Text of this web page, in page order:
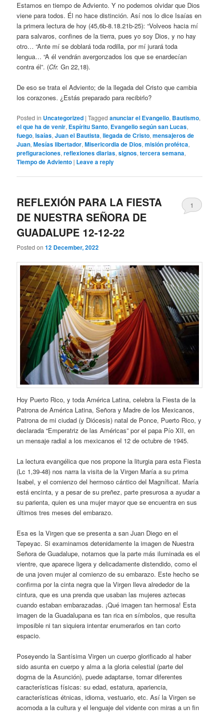
Estamos en tiempo de Adviento. Y no podemos olvidar que Dios
viene para todos. Él no hace distinción. Así nos lo dice Isaías en
la primera lectura de hoy (45,6b-8.18.21b-25): “Volveos hacia mí
para salvaros, confines de la tierra, pues yo soy Dios, y no hay
otro… “Ante mí se doblará toda rodilla, por mí jurará toda
lengua… “A él vendrán avergonzados los que se enardecían
contra él”. (Cfr. Gn 22,18).
De eso se trata el Adviento; de la llegada del Cristo que cambia
los corazones. ¿Estás preparado para recibirlo?
Posted in Uncategorized |Tagged anunciar el Evangelio, Bautismo,
el que ha de venir, Espíritu Santo, Evangelio según san Lucas,
fuego,Isaías,Juan el Bautista,llegada de Cristo,mensajeros de
Juan,Mesías libertador,Misericordia de Dios,misión profétca,
prefiguraciones,reflexiones diarias,signos,tercera semana,
Tiempo de Adviento | Leave a reply
REFLEXIÓN PARA LA FIESTA
DE NUESTRA SEÑORA DE
GUADALUPE 12-12-22
Posted on12 December, 2022
1
Hoy Puerto Rico, y toda América Latina, celebra la Fiesta de la
Patrona de América Latina, Señora y Madre de los Mexicanos,
Patrona de mi ciudad (y Diócesis) natal de Ponce, Puerto Rico, y
declarada “Emperatriz de las Américas” por el papa Pío XII, en
un mensaje radial a los mexicanos el 12 de octubre de 1945.
La lectura evangélica que nos propone la liturgia para esta Fiesta
(Lc 1,39-48) nos narra la visita de la Virgen María a su prima
Isabel, y el comienzo del hermoso cántico del Magníficat. María
está encinta, y a pesar de su preñez, parte presurosa a ayudar a
su parienta, quien es una mujer mayor que se encuentra en sus
últimos tres meses del embarazo.
Esa es la Virgen que se presenta a san Juan Diego en el
Tepeyac. Si examinamos detenidamente la imagen de Nuestra
Señora de Guadalupe, notamos que la parte más iluminada es el
vientre, que aparece ligera y delicadamente distendido, como el
de una joven mujer al comienzo de su embarazo. Este hecho se
confirma por la cinta negra que la Virgen lleva alrededor de la
cintura, que es una prenda que usaban las mujeres aztecas
cuando estaban embarazadas. ¡Qué imagen tan hermosa! Esta
imagen de la Guadalupana es tan rica en símbolos, que resulta
imposible ni tan siquiera intentar enumerarlos en tan corto
espacio.
Poseyendo la Santísima Virgen un cuerpo glorificado al haber
sido asunta en cuerpo y alma a la gloria celestial (parte del
dogma de la Asunción), puede adaptarse, tomar diferentes
características físicas: su edad, estatura, apariencia,
características étnicas, idioma, vestuario, etc. Así la Virgen se
acomoda a la cultura y el lenguaje del vidente con miras a un fin